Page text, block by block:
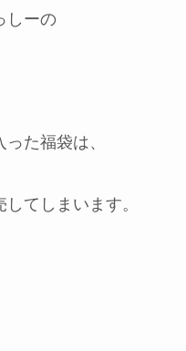
しーの
た福袋は、
てしまいます。